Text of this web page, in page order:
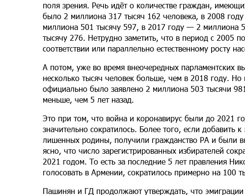
поля зрения. Речь идёт о количестве граждан,
было 2 миллиона 317 тысяч 162 человека, в 2008
миллиона 501 тысячу 597, в 2017 году — 2 миллиона
тысячу 276. Нетрудно заметить, что в период с 2005
соответствии или параллельно естественному росту
А потом, уже во время внеочередных парламентских
несколько тысяч человек больше, чем в 2018 году. Но
официально было заявлено 2 миллиона 503 тысячи
меньше, чем 5 лет назад.
Это при том, что война и коронавирус были до 2021
значительно сократилось. Более того, если добавить
лишенных родины, получили гражданство РА и были
ясно, что число зарегистрированных избирателей
2021 годом. То есть за последние 5 лет правления
голосовать в Армении, сократилось примерно на 100
Пашинян и ГД продолжают утверждать, что эмиграции